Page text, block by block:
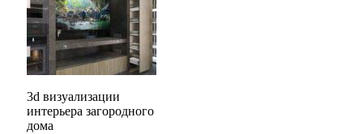
3d визуализации
интерьера загородного
дома